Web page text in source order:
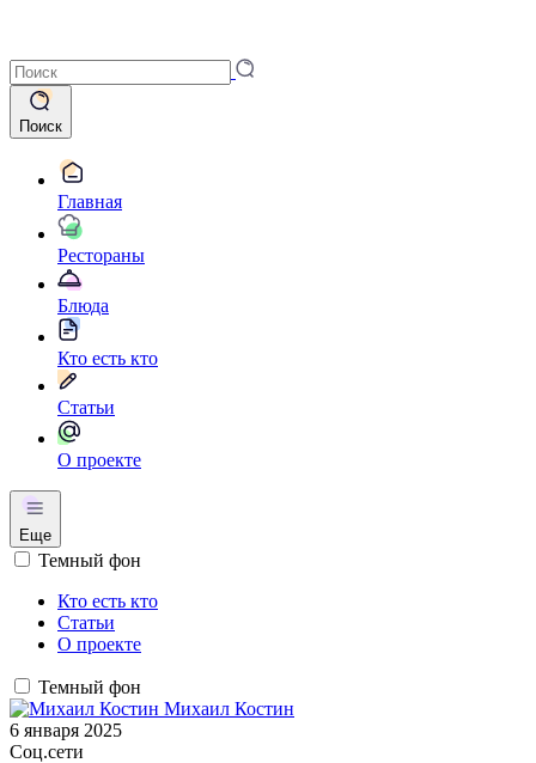
Поиск
Главная
Рестораны
Блюда
Кто есть кто
Статьи
О проекте
Еще
Темный фон
Кто есть кто
Статьи
О проекте
Темный фон
Михаил Костин
6 января 2025
Соц.сети